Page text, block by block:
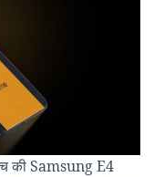
की Samsung E4